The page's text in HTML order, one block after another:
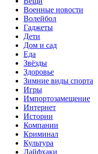
Военные новости
Волейбол
Гаджеты
Дети
Дом и сад
Еда
Звёзды
Здоровье
Зимние виды спорта
Игры
Импортозамещение
Интернет
Истории
Компании
Криминал
Культура
Лайфхаки